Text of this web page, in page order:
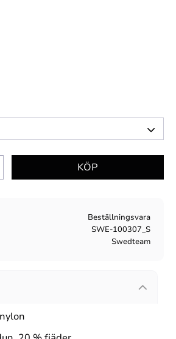
Beställningsvara
SWE-100307_S
Swedteam